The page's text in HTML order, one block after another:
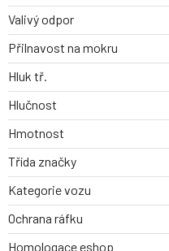
Valivý odpor
Přilnavost na mokru
Hluk tř.
Hlučnost
Hmotnost
Třída značky
Kategorie vozu
Ochrana ráfku
Homologace eshop